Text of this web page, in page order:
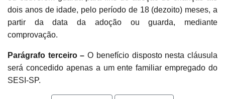
dois anos de idade, pelo período de 18 (dezoito) meses, a
partir da data da adoção ou guarda, mediante
comprovação.
Parágrafo terceiro –O benefício disposto nesta cláusula
será concedido apenas a um ente familiar empregado do
SESI-SP.